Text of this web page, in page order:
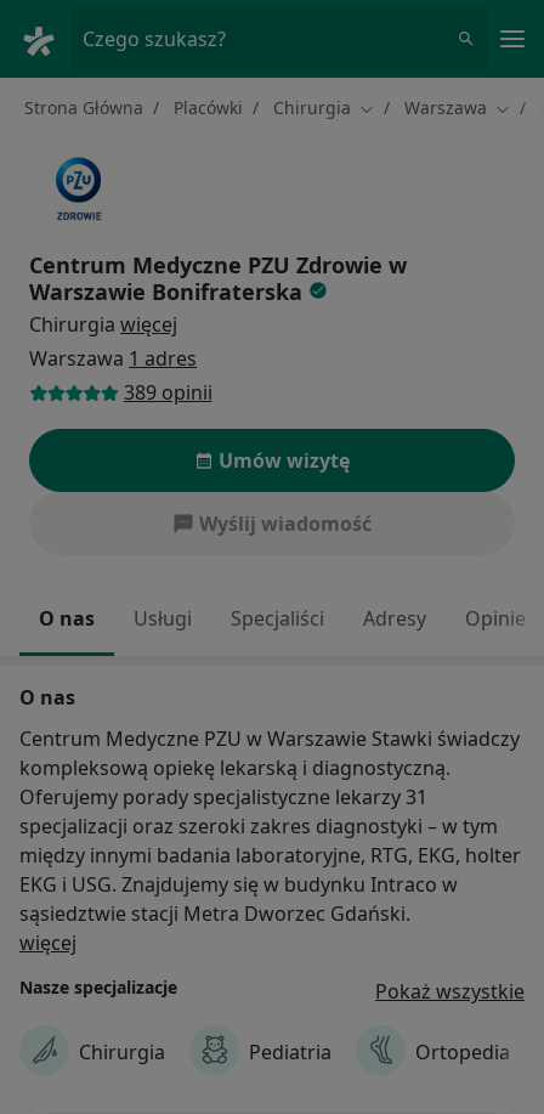
Czego szukasz?
Strona Główna Placówki Chirurgia Zmień miasto
Warszawa
Centrum Medyczne PZU Zdrowie w
Warszawie Bonifraterska
Chirurgia więcej
Warszawa 1 adres
389 opinii
Umów wizytę
Wyślij wiadomość
O nas Usługi Specjaliści Adresy Opinie
O nas
Centrum Medyczne PZU w Warszawie Stawki świadczy
kompleksową opiekę lekarską i diagnostyczną.
Oferujemy porady specjalistyczne lekarzy 31
specjalizacji oraz szeroki zakres diagnostyki – w tym
między innymi badania laboratoryjne, RTG, EKG, holter
EKG i USG. Znajdujemy się w budynku Intraco w
sąsiedztwie stacji Metra Dworzec Gdański.
więcej
Nasze specjalizacje Pokaż wszystkie
Chirurgia Pediatria Ortopedia